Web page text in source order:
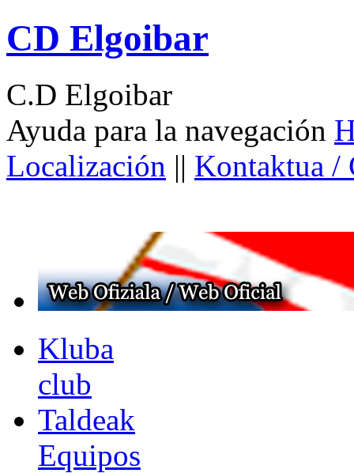
CD Elgoibar
C.D Elgoibar
Ayuda para la navegación
Localización || Kontaktua /
Kluba
club
Taldeak
Equipos